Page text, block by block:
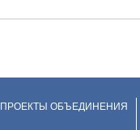
ПРОЕКТЫ ОБЪЕДИНЕНИЯ